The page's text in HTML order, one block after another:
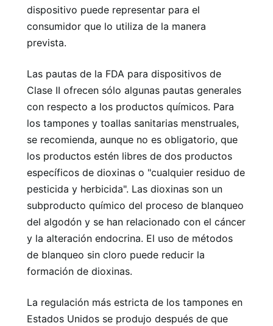
dispositivo puede representar para el
consumidor que lo utiliza de la manera
prevista.
Las pautas de la FDA para dispositivos de
Clase II ofrecen sólo algunas pautas generales
con respecto a los productos químicos. Para
los tampones y toallas sanitarias menstruales,
se recomienda, aunque no es obligatorio, que
los productos estén libres de dos productos
específicos de dioxinas o "cualquier residuo de
pesticida y herbicida". Las dioxinas son un
subproducto químico del proceso de blanqueo
del algodón y se han relacionado con el cáncer
y la alteración endocrina. El uso de métodos
de blanqueo sin cloro puede reducir la
formación de dioxinas.
La regulación más estricta de los tampones en
Estados Unidos se produjo después de que